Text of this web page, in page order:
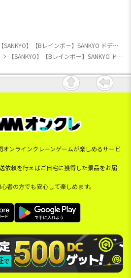
【SANKYO】【Bレインボー】SANKYO ドデカPUSHボタンクッション
【SANKYO】【Bレインボー】SANKYO ドデカPUSHボタンクッション
オンラインクレーンゲームが楽しめるサービ
依頼を行えばご自宅に獲得した景品をお届
者の方でも安心して楽しめます。